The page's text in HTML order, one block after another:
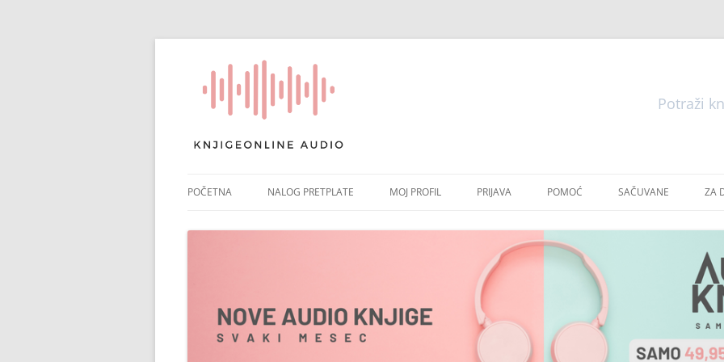
do
POČETNA NALOG PRETPLATE
PONIŠTI PRETPLATU
MOJ PROFIL PRIJAVA POMOĆ SAČUVANE ZA